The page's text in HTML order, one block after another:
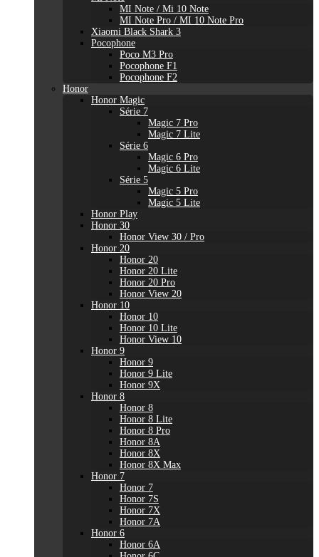
MI Note / Mi 10 Note
MI Note Pro / MI 10 Note Pro
Xiaomi Black Shark 3
Pocophone
Poco M3 Pro
Pocophone F1
Pocophone F2
Honor
Honor Magic
Série 7
Magic 7 Pro
Magic 7 Lite
Série 6
Magic 6 Pro
Magic 6 Lite
Série 5
Magic 5 Pro
Magic 5 Lite
Honor Play
Honor 30
Honor View 30 / Pro
Honor 20
Honor 20
Honor 20 Lite
Honor 20 Pro
Honor View 20
Honor 10
Honor 10
Honor 10 Lite
Honor View 10
Honor 9
Honor 9
Honor 9 Lite
Honor 9X
Honor 8
Honor 8
Honor 8 Lite
Honor 8 Pro
Honor 8A
Honor 8X
Honor 8X Max
Honor 7
Honor 7
Honor 7S
Honor 7X
Honor 7A
Honor 6
Honor 6A